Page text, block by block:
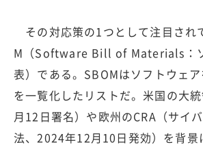
その対応策の1つとして注目され
M（Software Bill of Materials：
表）である。SBOMはソフトウェ
を一覧化したリストだ。米国の大
月12日署名）や欧州のCRA（サイ
法、2024年12月10日発効）を背景